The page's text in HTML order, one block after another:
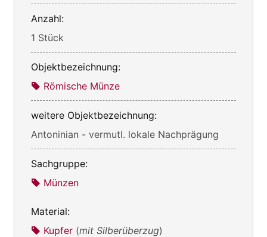
Anzahl:
1 Stück
Objektbezeichnung:
Römische Münze
weitere Objektbezeichnung:
Antoninian - vermutl. lokale Nachprägung
Sachgruppe:
Münzen
Material:
Kupfer (mit Silberüberzug)